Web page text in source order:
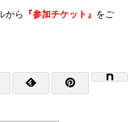
から 『参加チケット』 をご購